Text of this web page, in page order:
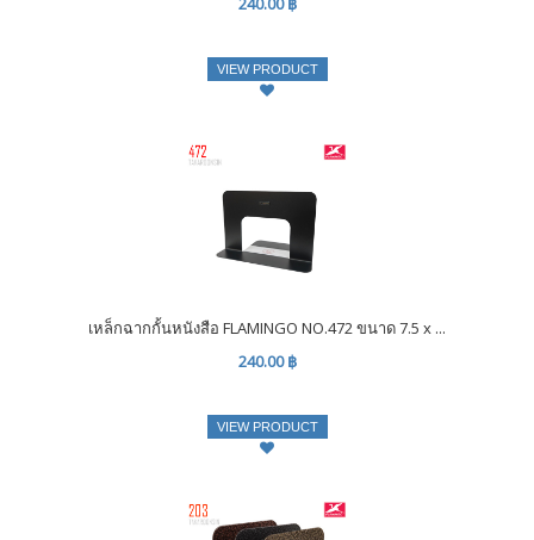
VIEW PRODUCT
เหล็กฉากกั้นหนังสือ FLAMINGO NO.472 ขนาด 7.5 x ...
240.00 ฿
VIEW PRODUCT